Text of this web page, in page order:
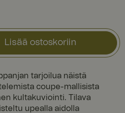
Lisää ostoskoriin
tarjoilua näistä
coupe-mallisista
kultakuviointi. Tilava
upealla aidolla